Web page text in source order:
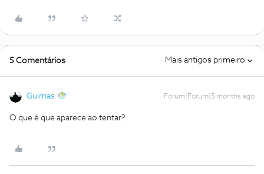
5 Comentários Mais antigos primeiro
Guimas Forum|Forum|5 months ago
O que é que aparece ao tentar?